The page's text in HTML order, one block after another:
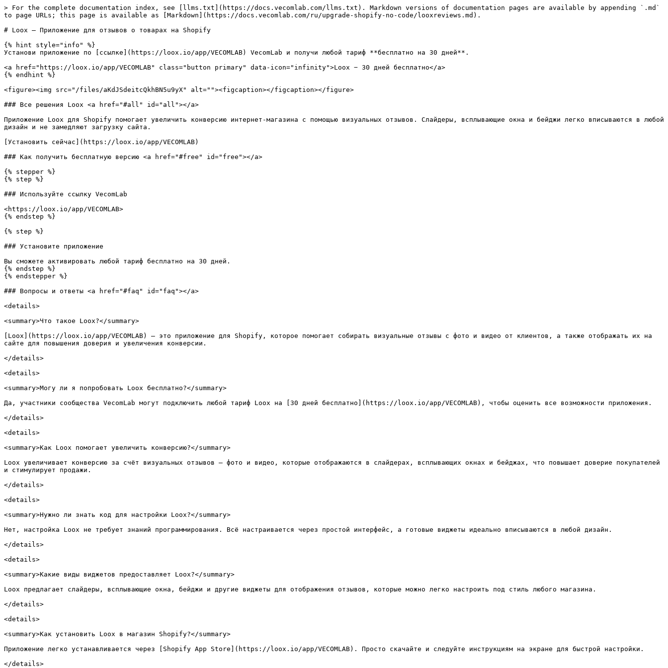
> For the complete documentation index, see [llms.txt](https://docs.vecomlab.com/llms.txt). Markdown versions of documentation pages are available by appending `.md`
to page URLs; this page is available as [Markdown](https://docs.vecomlab.com/ru/upgrade-shopify-no-code/looxreviews.md).
# Loox – Приложение для отзывов о товарах на Shopify
{% hint style="info" %}
Установи приложение по [ссылке](https://loox.io/app/VECOMLAB) VecomLab и получи любой тариф **бесплатно на 30 дней**.
<a href="https://loox.io/app/VECOMLAB" class="button primary" data-icon="infinity">Loox − 30 дней бесплатно</a>
{% endhint %}
<figure><img src="/files/aKdJSdeitcQkhBN5u9yX" alt=""><figcaption></figcaption></figure>
### Все решения Loox <a href="#all" id="all"></a>
Приложение Loox для Shopify помогает увеличить конверсию интернет-магазина с помощью визуальных отзывов. Слайдеры, всплывающие окна и бейджи легко вписываются в любой
дизайн и не замедляют загрузку сайта.
[Установить сейчас](https://loox.io/app/VECOMLAB)
### Как получить бесплатную версию <a href="#free" id="free"></a>
{% stepper %}
{% step %}
### Используйте ссылку VecomLab
<https://loox.io/app/VECOMLAB>
{% endstep %}
{% step %}
### Установите приложение
Вы сможете активировать любой тариф бесплатно на 30 дней.
{% endstep %}
{% endstepper %}
### Вопросы и ответы <a href="#faq" id="faq"></a>
<details>
<summary>Что такое Loox?</summary>
[Loox](https://loox.io/app/VECOMLAB) — это приложение для Shopify, которое помогает собирать визуальные отзывы с фото и видео от клиентов, а также отображать их на
сайте для повышения доверия и увеличения конверсии.
</details>
<details>
<summary>Могу ли я попробовать Loox бесплатно?</summary>
Да, участники сообщества VecomLab могут подключить любой тариф Loox на [30 дней бесплатно](https://loox.io/app/VECOMLAB), чтобы оценить все возможности приложения.
</details>
<details>
<summary>Как Loox помогает увеличить конверсию?</summary>
Loox увеличивает конверсию за счёт визуальных отзывов — фото и видео, которые отображаются в слайдерах, всплывающих окнах и бейджах, что повышает доверие покупателей
и стимулирует продажи.
</details>
<details>
<summary>Нужно ли знать код для настройки Loox?</summary>
Нет, настройка Loox не требует знаний программирования. Всё настраивается через простой интерфейс, а готовые виджеты идеально вписываются в любой дизайн.
</details>
<details>
<summary>Какие виды виджетов предоставляет Loox?</summary>
Loox предлагает слайдеры, всплывающие окна, бейджи и другие виджеты для отображения отзывов, которые можно легко настроить под стиль любого магазина.
</details>
<details>
<summary>Как установить Loox в магазин Shopify?</summary>
Приложение легко устанавливается через [Shopify App Store](https://loox.io/app/VECOMLAB). Просто скачайте и следуйте инструкциям на экране для быстрой настройки.
</details>